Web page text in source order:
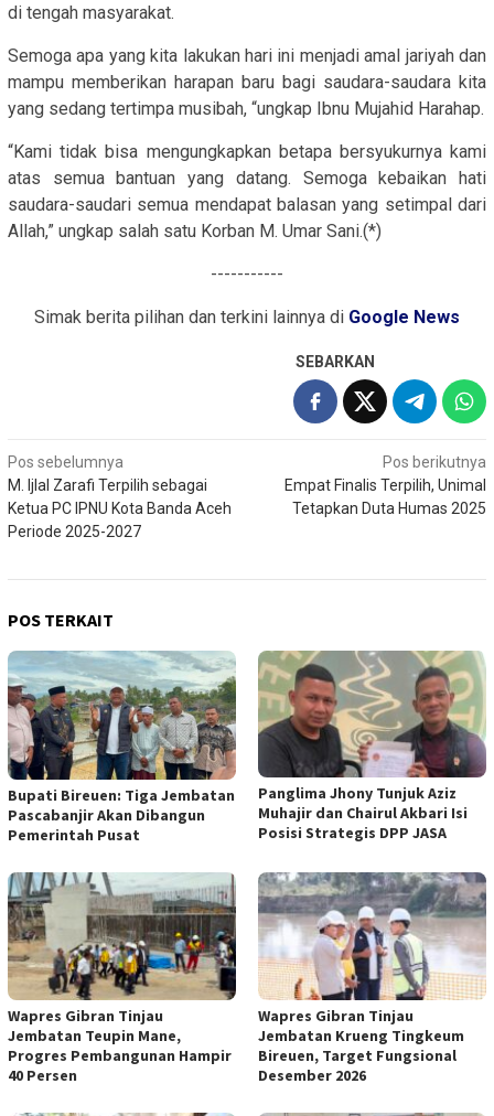
di tengah masyarakat.
Semoga apa yang kita lakukan hari ini menjadi amal jariyah dan
mampu memberikan harapan baru bagi saudara-saudara kita
yang sedang tertimpa musibah, “ungkap Ibnu Mujahid Harahap.
“Kami tidak bisa mengungkapkan betapa bersyukurnya kami
atas semua bantuan yang datang. Semoga kebaikan hati
saudara-saudari semua mendapat balasan yang setimpal dari
Allah,” ungkap salah satu Korban M. Umar Sani.(*)
-----------
Simak berita pilihan dan terkini lainnya di Google News
SEBARKAN
Navigasi
pos
Pos sebelumnya
M. Ijlal Zarafi Terpilih sebagai
Ketua PC IPNU Kota Banda Aceh
Periode 2025-2027
Pos berikutnya
Empat Finalis Terpilih, Unimal
Tetapkan Duta Humas 2025
POS TERKAIT
Bupati Bireuen: Tiga Jembatan
Pascabanjir Akan Dibangun
Pemerintah Pusat
Panglima Jhony Tunjuk Aziz
Muhajir dan Chairul Akbari Isi
Posisi Strategis DPP JASA
Wapres Gibran Tinjau
Jembatan Teupin Mane,
Progres Pembangunan Hampir
40 Persen
Wapres Gibran Tinjau
Jembatan Krueng Tingkeum
Bireuen, Target Fungsional
Desember 2026